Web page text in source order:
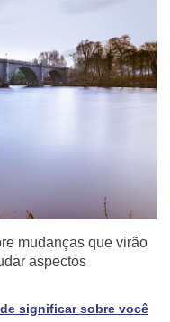
mudanças que virão
aspectos
significar sobre você